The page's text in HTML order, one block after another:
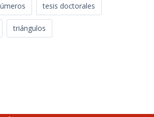
tesis doctorales
triángulos